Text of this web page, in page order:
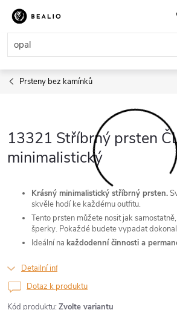
Přejít
obsah
Prsteny bez kamínků
13321 Stříbrný prsten
minimalistický
Kód produktu: Zvolte variantu
Krásný minimalistický stříbrný prsten.
skvěle hodí ke každému outfitu.
Tento prsten můžete nosit jak
šperky. Pokaždé budete vypadat
Ideální na každodenní činnosti a
Detailní informace
Dotaz k produktu